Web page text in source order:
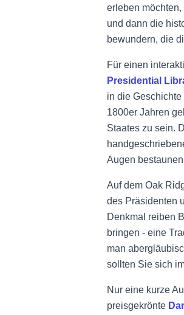
erleben
und dann die
bewundern, die
Für einen
Presidential
in die
1800er Jahren
Staates zu sein.
Augen
Auf dem Oak
des Präsidenten
Denkmal reiben
bringen - eine
man
sollten Sie sich
Nur eine kurze
preisgekrönte